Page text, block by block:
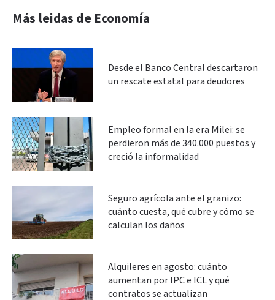
Más leidas de Economía
Desde el Banco Central descartaron
un rescate estatal para deudores
Empleo formal en la era Milei: se
perdieron más de 340.000 puestos y
creció la informalidad
Seguro agrícola ante el granizo:
cuánto cuesta, qué cubre y cómo se
calculan los daños
Alquileres en agosto: cuánto
aumentan por IPC e ICL y qué
contratos se actualizan